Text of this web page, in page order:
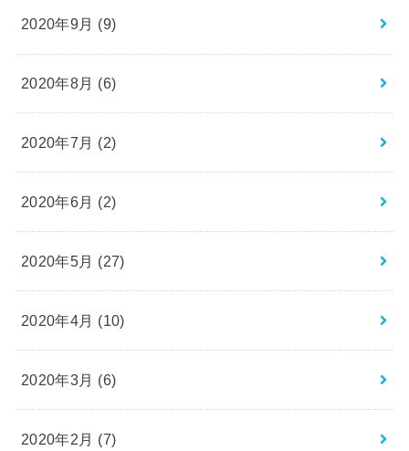
2020年9月 (9)
2020年8月 (6)
2020年7月 (2)
2020年6月 (2)
2020年5月 (27)
2020年4月 (10)
2020年3月 (6)
2020年2月 (7)